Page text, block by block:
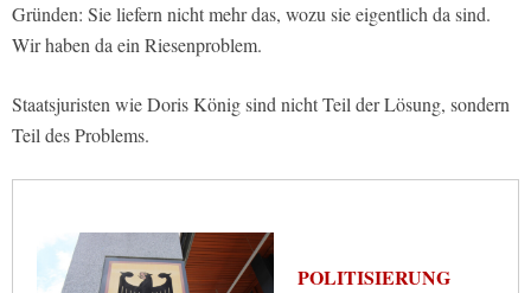
Gründen: Sie liefern nicht mehr das, wozu sie eigentlich da sind.
Wir haben da ein Riesenproblem.
Staatsjuristen wie Doris König sind nicht Teil der Lösung, sondern
Teil des Problems.
POLITISIERUNG